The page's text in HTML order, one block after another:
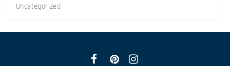
Uncategorized